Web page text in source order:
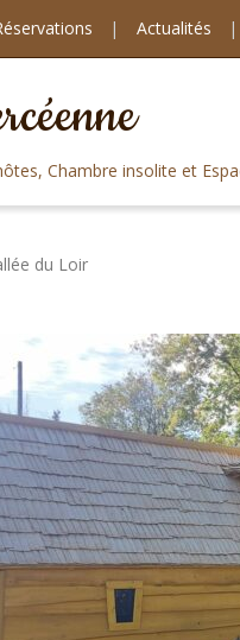
Actualités
Chambre insolite et
du Loir